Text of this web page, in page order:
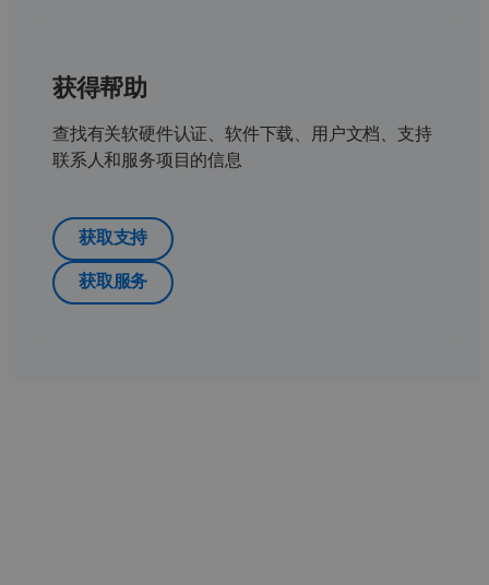
获得帮助
查找有关软硬件认证、软件下载、用户文档、支持
联系人和服务项目的信息
获取支持
获取服务